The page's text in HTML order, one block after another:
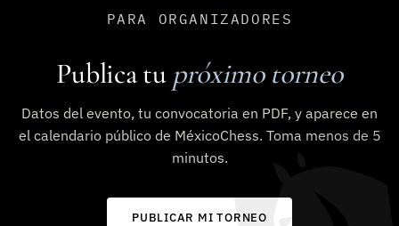
PARA ORGANIZADORES
Publica tu próximo torneo
Datos del evento, tu convocatoria en PDF, y aparece en
el calendario público de MéxicoChess. Toma menos de 5
minutos.
PUBLICAR MI TORNEO